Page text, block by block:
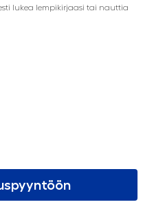
lukea lempikirjaasi tai nauttia